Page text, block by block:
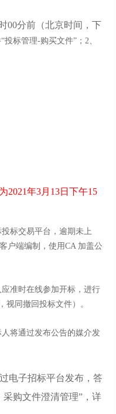
00分前（北京时间，下
投标管理-购买文件”；2、
2021年3月 13日 下午15
标交易平台，逾期未上
户端编制，使用CA 加盖公
准时在线参加开标，进行
同撤回投标文件）。
将通过发布公告的媒介发
电子招标平台发布，答
购文件澄清管理”，详